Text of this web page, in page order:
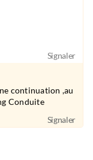
Signaler
continuation ,au
Conduite
Signaler